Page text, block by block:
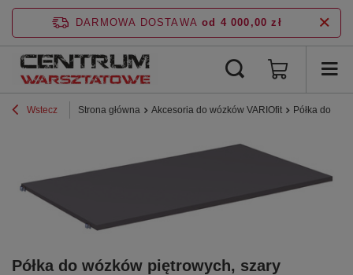
DARMOWA DOSTAWA od 4 000,00 zł
Wstecz Strona główna Akcesoria do wózków VARIOfit Półka do
Półka do wózków piętrowych, szary